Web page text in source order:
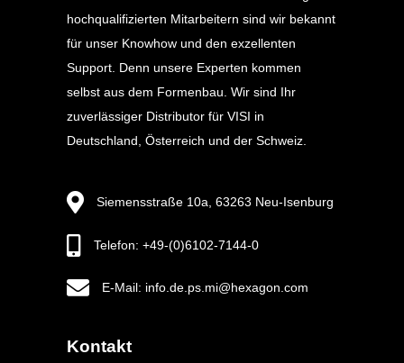
hochqualifizierten Mitarbeitern sind wir bekannt
für unser Knowhow und den exzellenten
Support. Denn unsere Experten kommen
selbst aus dem Formenbau. Wir sind Ihr
zuverlässiger Distributor für VISI in
Deutschland, Österreich und der Schweiz.
Siemensstraße 10a, 63263 Neu-Isenburg
Telefon: +49-(0)6102-7144-0
E-Mail: info.de.ps.mi@hexagon.com
Kontakt